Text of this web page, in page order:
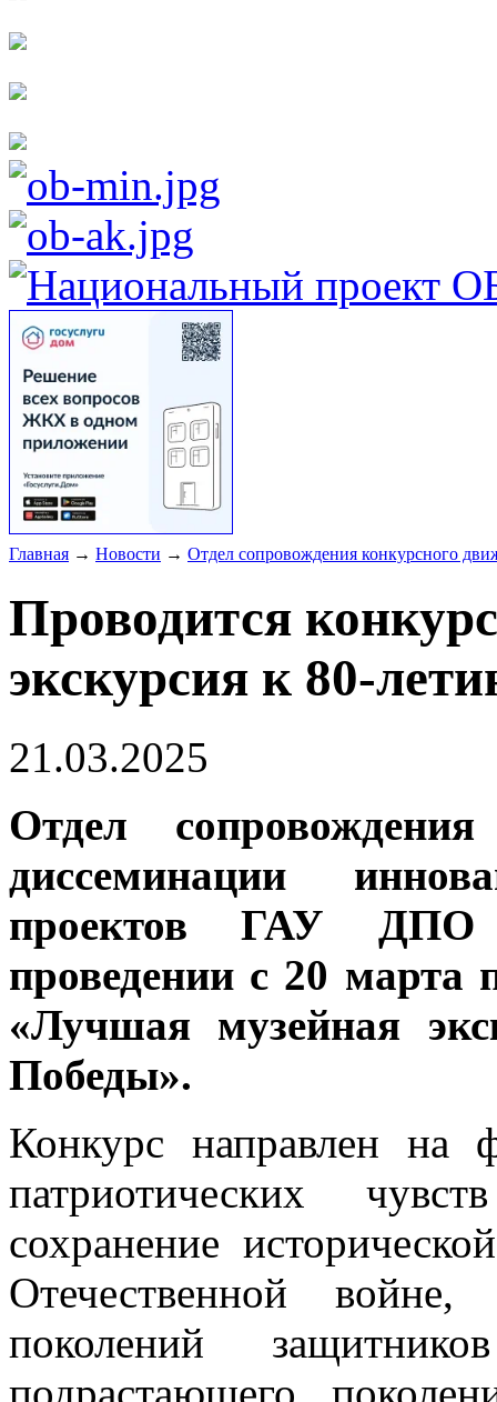
Главная → Новости → Отдел сопровождения конкурсного
Проводится
экскурсия к 80-
21.03.2025
Отдел
диссеминации
проектов ГАУ
проведении с 20 марта
«Лучшая музейная
Победы».
Конкурс направлен на
патриотических
сохранение
Отечественной войне,
поколений
подрастающего